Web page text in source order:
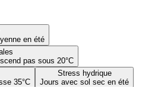
en été
pas sous 20°C
35°C
Stress hydrique
Jours avec sol sec en été